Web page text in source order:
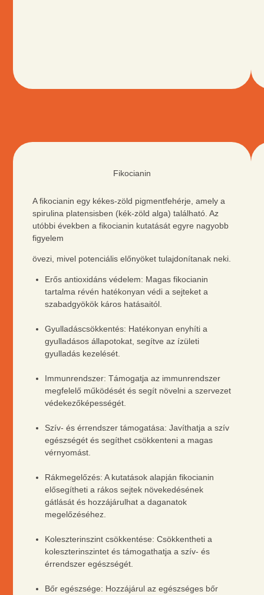
ZÖLD
TEA
Fikocianin
A fikocianin egy kékes-zöld pigmentfehérje, amely a
spirulina platensisben (kék-zöld alga) található. Az
utóbbi években a fikocianin kutatását egyre nagyobb
figyelem
övezi, mivel potenciális előnyöket tulajdonítanak neki.
Erős antioxidáns védelem: Magas fikocianin
tartalma révén hatékonyan védi a sejteket a
szabadgyökök káros hatásaitól.
Gyulladáscsökkentés: Hatékonyan enyhíti a
gyulladásos állapotokat, segítve az ízületi
gyulladás kezelését.
Immunrendszer: Támogatja az immunrendszer
megfelelő működését és segít növelni a szervezet
védekezőképességét.
Szív- és érrendszer támogatása: Javíthatja a szív
egészségét és segíthet csökkenteni a magas
vérnyomást.
Rákmegelőzés: A kutatások alapján fikocianin
elősegítheti a rákos sejtek növekedésének
gátlását és hozzájárulhat a daganatok
megelőzéséhez.
Koleszterinszint csökkentése: Csökkentheti a
koleszterinszintet és támogathatja a szív- és
érrendszer egészségét.
Bőr egészsége: Hozzájárul az egészséges bőr